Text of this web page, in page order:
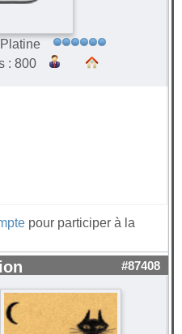
: 800
pour participer à la
#87408